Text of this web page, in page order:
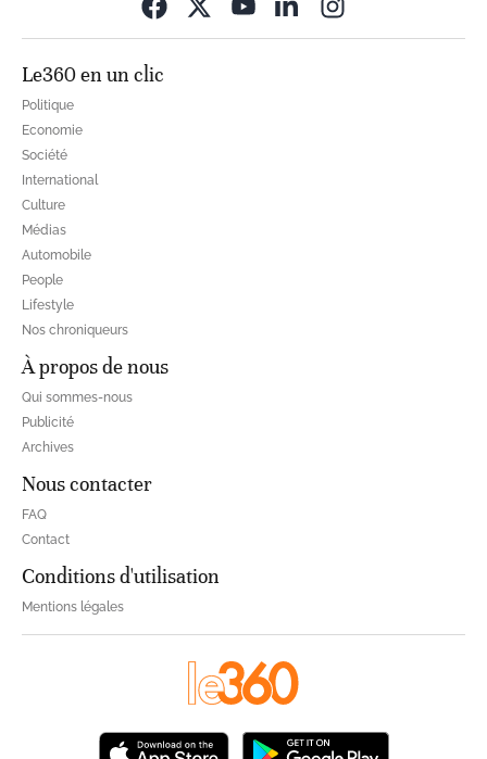
Le360 en un clic
Politique
Economie
Société
International
Culture
Médias
Automobile
People
Lifestyle
Nos chroniqueurs
À propos de nous
Qui sommes-nous
Publicité
Archives
Nous contacter
FAQ
Contact
Conditions d'utilisation
Mentions légales